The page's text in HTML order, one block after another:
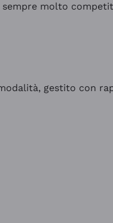
molto
gestito con